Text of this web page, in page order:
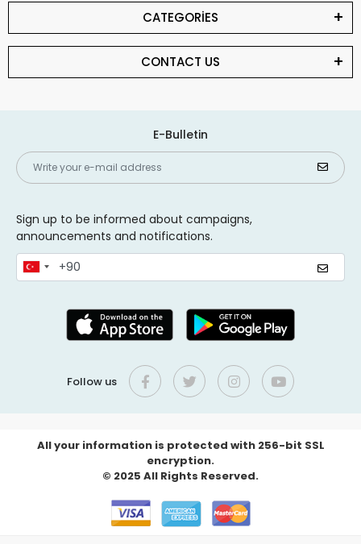
CATEGORİES
CONTACT US
E-Bulletin
Sign up to be informed about campaigns,
announcements and notifications.
Follow us
All your information is protected with 256-bit SSL
encryption.
© 2025 All Rights Reserved.